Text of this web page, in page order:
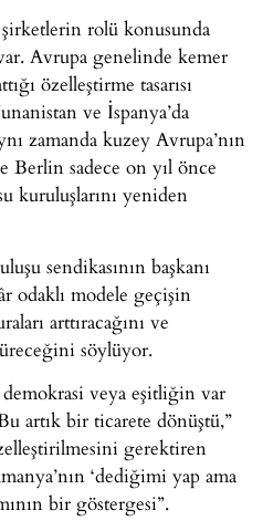
rolü konusunda
Avrupa genelinde kemer
özelleştirme tasarısı
ve İspanya’da
zamanda kuzey Avrupa’nın
Berlin sadece on yıl önce
kuruluşlarını yeniden
sendikasının başkanı
odaklı modele geçişin
arttıracağını ve
söylüyor.
veya eşitliğin var
artık bir ticarete dönüştü,”
gerektiren
‘dediğimi yap ama
bir göstergesi”.